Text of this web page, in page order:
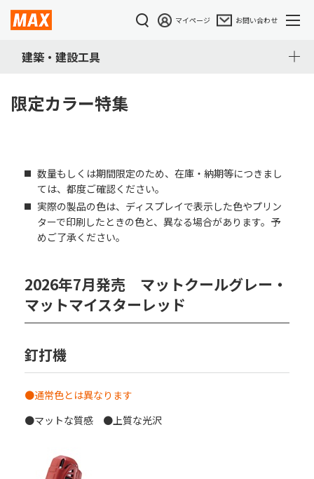
マイページ お問い合わせ
建築・建設工具
限定カラー特集
数量もしくは期間限定のため、在庫・納期等につきまし
ては、都度ご確認ください。
実際の製品の色は、ディスプレイで表示した色やプリン
ターで印刷したときの色と、異なる場合があります。予
めご了承ください。
2026年7月発売 マットクールグレー・
マットマイスターレッド
釘打機
●通常色とは異なります
●マットな質感 ●上質な光沢